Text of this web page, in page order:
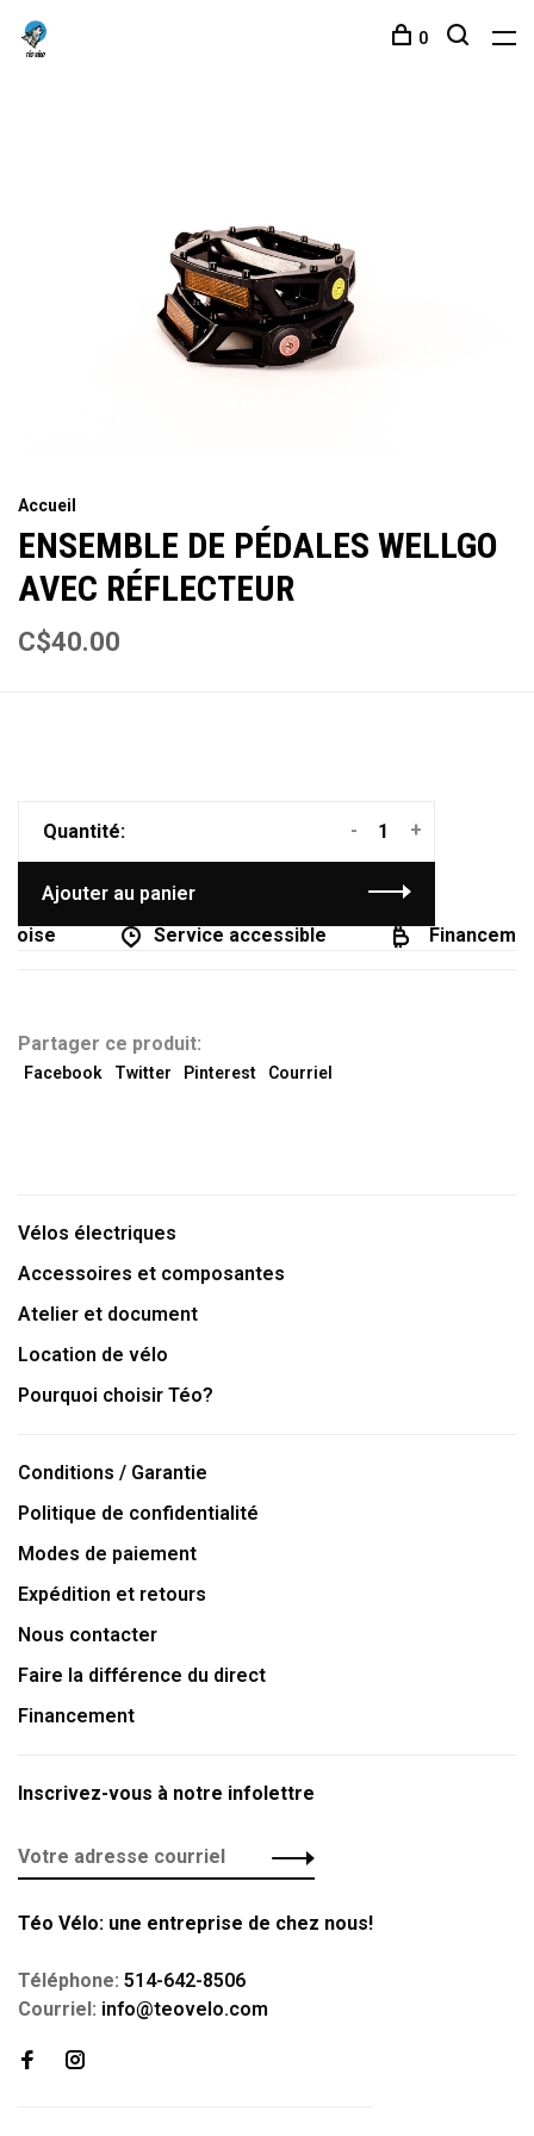
0
Accueil
ENSEMBLE DE PÉDALES WELLGO
AVEC RÉFLECTEUR
C$40.00
Quantité: +
-
Ajouter au panier
Service accessible
Partager ce produit:
Facebook Twitter Pinterest Courriel
Vélos électriques
Accessoires et composantes
Atelier et document
Location de vélo
Pourquoi choisir Téo?
Conditions / Garantie
Politique de confidentialité
Modes de paiement
Expédition et retours
Nous contacter
Faire la différence du direct
Financement
Inscrivez-vous à notre infolettre
Téo Vélo: une entreprise de chez nous!
Téléphone: 514-642-8506
Courriel: info@teovelo.com